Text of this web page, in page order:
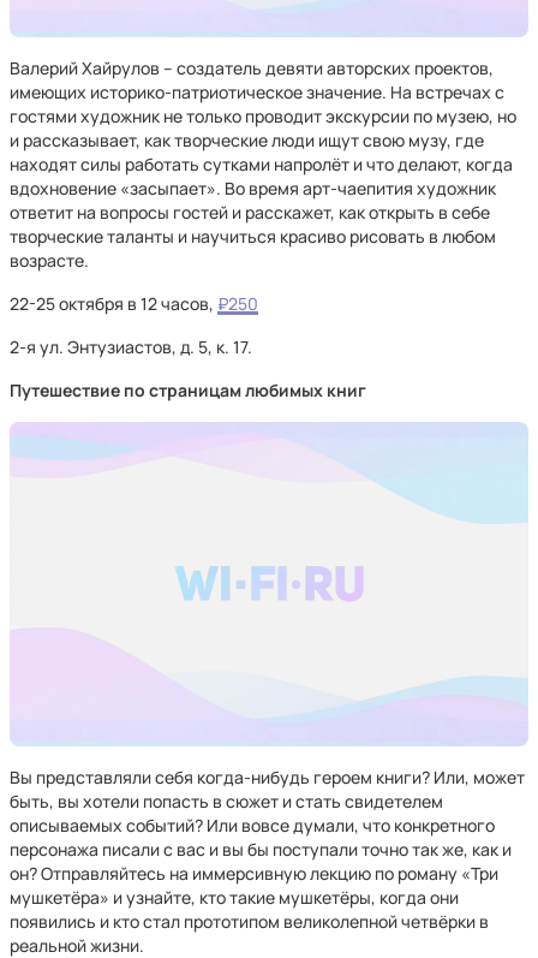
Валерий Хайрулов – создатель девяти авторских проектов,
имеющих историко-патриотическое значение. На встречах с
гостями художник не только проводит экскурсии по музею, но
и рассказывает, как творческие люди ищут свою музу, где
находят силы работать сутками напролёт и что делают, когда
вдохновение «засыпает». Во время арт-чаепития художник
ответит на вопросы гостей и расскажет, как открыть в себе
творческие таланты и научиться красиво рисовать в любом
возрасте.
22-25 октября в 12 часов, ₽250
2-я ул. Энтузиастов, д. 5, к. 17.
Путешествие по страницам любимых книг
Вы представляли себя когда-нибудь героем книги? Или, может
быть, вы хотели попасть в сюжет и стать свидетелем
описываемых событий? Или вовсе думали, что конкретного
персонажа писали с вас и вы бы поступали точно так же, как и
он? Отправляйтесь на иммерсивную лекцию по роману «Три
мушкетёра» и узнайте, кто такие мушкетёры, когда они
появились и кто стал прототипом великолепной четвёрки в
реальной жизни.